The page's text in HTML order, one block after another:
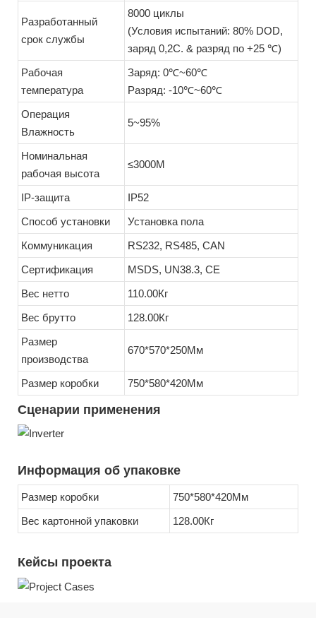
Разработанный
срок службы
8000 циклы
(Условия испытаний: 80% DOD,
заряд 0,2C. & разряд по +25 ℃)
Рабочая
температура
Заряд: 0℃~60℃
Разряд: -10℃~60℃
Операция
Влажность
5~95%
Номинальная
рабочая высота
≤3000М
IP-защита
IP52
Способ установки
Установка пола
Коммуникация
RS232, RS485, CAN
Сертификация
MSDS, UN38.3, CE
Вес нетто
110.00Кг
Вес брутто
128.00Кг
Размер
производства
670*570*250Мм
Размер коробки 750*580*420Мм
Сценарии применения
Информация об упаковке
Размер коробки
750*580*420Мм
Вес картонной упаковки
128.00Кг
Кейсы проекта